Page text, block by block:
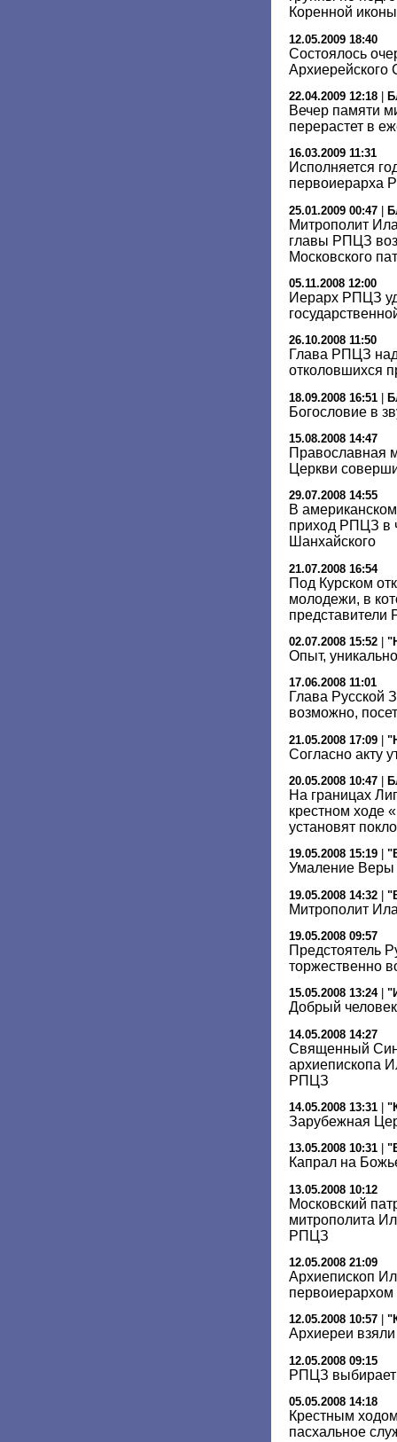
Коренной
12.05.2009 18:40
Состоялось
22.04.2009 12:18
Вечер памяти
перерастет в
16.03.2009 11:31
Исполняется
первоиерарха
25.01.2009 00:47
Митрополит
главы РПЦЗ
Московского
05.11.2008 12:00
Иерарх РПЦЗ
26.10.2008 11:50
Глава РПЦЗ
отколовшихся
18.09.2008 16:51 |
Богословие в
15.08.2008 14:47
Православная
Церкви
29.07.2008 14:55
В
приход РПЦЗ в
Шанхайского
21.07.2008 16:54
Под Курском
молодежи, в
02.07.2008 15:52
Опыт,
17.06.2008 11:01
Глава Русской
возможно,
21.05.2008 17:09 |
Согласно акту
20.05.2008 10:47
На границах
крестном ходе
установят
19.05.2008 15:19
Умаление Веры
19.05.2008 14:32 |
Митрополит
19.05.2008 09:57
Предстоятель
торжественно
15.05.2008 13:24|
Добрый
14.05.2008 14:27
Священный
архиепископа
РПЦЗ
14.05.2008 13:31
Зарубежная
13.05.2008 10:31
Капрал на
13.05.2008 10:12
Московский
митрополита
РПЦЗ
12.05.2008 21:09
Архиепископ
12.05.2008 10:57
Архиереи
12.05.2008 09:15
РПЦЗ выбирает
05.05.2008 14:18
Крестным
пасхальное